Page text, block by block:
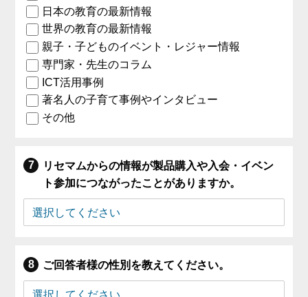
日本の教育の最新情報
世界の教育の最新情報
親子・子どものイベント・レジャー情報
専門家・先生のコラム
ICT活用事例
著名人の子育て事例やインタビュー
その他
リセマムからの情報が製品購入や入会・イベン
ト参加につながったことがありますか。
ご回答者様の性別を教えてください。